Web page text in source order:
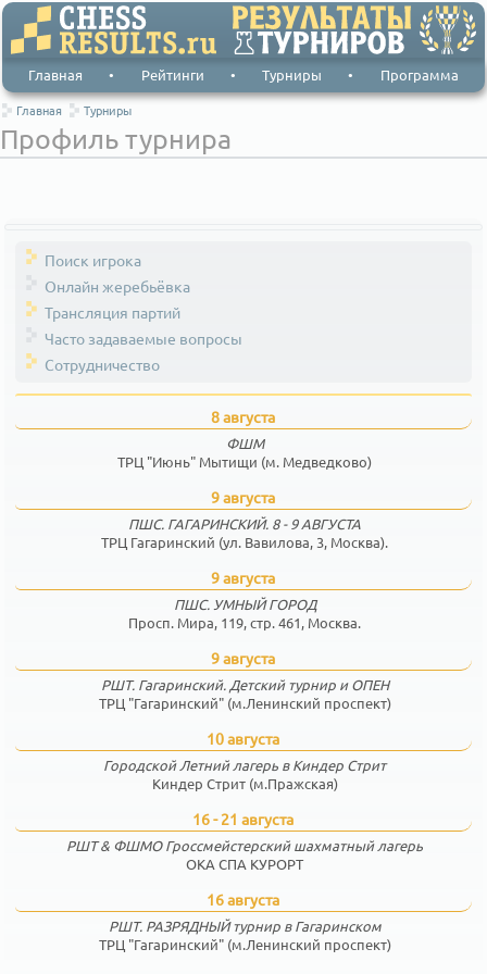
Главная • Рейтинги • Турниры • Программа
Главная Турниры
Профиль турнира
Поиск игрока
Онлайн жеребьёвка
Трансляция партий
Часто задаваемые вопросы
Сотрудничество
8 августа
ФШМ
ТРЦ "Июнь" Мытищи (м. Медведково)
9 августа
ПШС. ГАГАРИНСКИЙ. 8 - 9 АВГУСТА
ТРЦ Гагаринский (ул. Вавилова, 3, Москва).
9 августа
ПШС. УМНЫЙ ГОРОД
Просп. Мира, 119, стр. 461, Москва.
9 августа
РШТ. Гагаринский. Детский турнир и ОПЕН
ТРЦ "Гагаринский" (м.Ленинский проспект)
10 августа
Городской Летний лагерь в Киндер Стрит
Киндер Стрит (м.Пражская)
16 - 21 августа
РШТ & ФШМО Гроссмейстерский шахматный лагерь
ОКА СПА КУРОРТ
16 августа
РШТ. РАЗРЯДНЫЙ турнир в Гагаринском
ТРЦ "Гагаринский" (м.Ленинский проспект)